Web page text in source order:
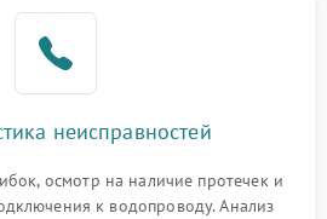
1700 ₽
2100 ₽ Подробнее →
неисправностей
осмотр на наличие протечек и
к водопроводу. Анализ